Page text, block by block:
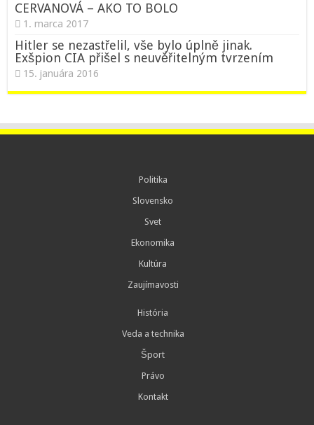
CERVANOVÁ – AKO TO BOLO
1. marca 2017
Hitler se nezastřelil, vše bylo úplně jinak.
Exšpion CIA přišel s neuvěřitelným tvrzením
15. januára 2016
Politika
Slovensko
Svet
Ekonomika
Kultúra
Zaujímavosti
História
Veda a technika
Šport
Právo
Kontakt